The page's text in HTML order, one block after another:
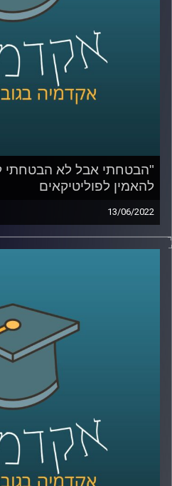
"הבטחתי אבל לא הבטחתי
להאמין לפוליטיקאים
13/06/2022
בישראל התרגלנו שהבטחות
מקויימות. בפרק הזה ד"ר מעוז
לאומית על דברים שרואים מכאן
לשיחה על משילות – שנה
קרדיט תמונות:AudioVersity